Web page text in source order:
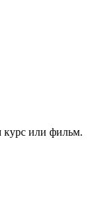
курс или фильм.